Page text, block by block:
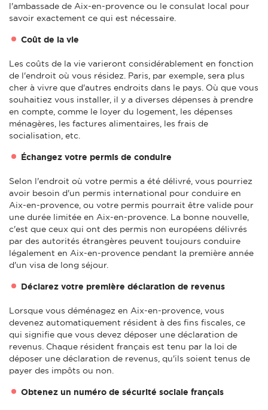
l'ambassade de Aix-en-provence ou le consulat local pour
savoir exactement ce qui est nécessaire.
Coût de la vie
Les coûts de la vie varieront considérablement en fonction
de l'endroit où vous résidez. Paris, par exemple, sera plus
cher à vivre que d'autres endroits dans le pays. Où que vous
souhaitiez vous installer, il y a diverses dépenses à prendre
en compte, comme le loyer du logement, les dépenses
ménagères, les factures alimentaires, les frais de
socialisation, etc.
Échangez votre permis de conduire
Selon l'endroit où votre permis a été délivré, vous pourriez
avoir besoin d'un permis international pour conduire en
Aix-en-provence, ou votre permis pourrait être valide pour
une durée limitée en Aix-en-provence. La bonne nouvelle,
c'est que ceux qui ont des permis non européens délivrés
par des autorités étrangères peuvent toujours conduire
légalement en Aix-en-provence pendant la première année
d'un visa de long séjour.
Déclarez votre première déclaration de revenus
Lorsque vous déménagez en Aix-en-provence, vous
devenez automatiquement résident à des fins fiscales, ce
qui signifie que vous devez déposer une déclaration de
revenus. Chaque résident français est tenu par la loi de
déposer une déclaration de revenus, qu'ils soient tenus de
payer des impôts ou non.
Obtenez un numéro de sécurité sociale français